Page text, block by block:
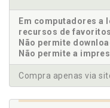
F
Fraternidade.
nômade sob o
I
Identidade do
social do trabalho
Em computadores a
recursos de
Não permite
Não permite a
Compra apenas via